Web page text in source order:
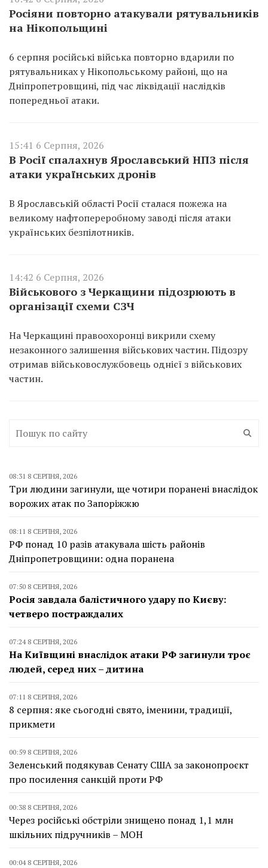
Росіяни повторно атакували рятувальників
на Нікопольщині
6 серпня російські війська повторно вдарили по
рятувальниках у Нікопольському районі, що на
Дніпропетровщині, під час ліквідації наслідків
попередньої атаки.
15:41 6 Серпня, 2026
В Росії спалахнув Ярославський НПЗ після
атаки українських дронів
В Ярославській області Росії сталася пожежа на
великому нафтопереробному заводі після атаки
українських безпілотників.
14:42 6 Серпня, 2026
Військового з Черкащини підозрюють в
організації схеми СЗЧ
На Черкащині правоохоронці викрили схему
незаконного залишення військових частин. Підозру
отримав військовослужбовець однієї з військових
частин.
08:31 8 СЕРПНЯ, 2026
Три людини загинули, ще чотири поранені внаслідок
ворожих атак по Запоріжжю
08:11 8 СЕРПНЯ, 2026
РФ понад 10 разів атакувала шість районів
Дніпропетровщини: одна поранена
07:50 8 СЕРПНЯ, 2026
Росія завдала балістичного удару по Києву:
четверо постраждалих
07:24 8 СЕРПНЯ, 2026
На Київщині внаслідок атаки РФ загинули троє
людей, серед них – дитина
07:11 8 СЕРПНЯ, 2026
8 серпня: яке сьогодні свято, іменини, традиції,
прикмети
00:59 8 СЕРПНЯ, 2026
Зеленський подякував Сенату США за законопроєкт
про посилення санкцій проти РФ
00:38 8 СЕРПНЯ, 2026
Через російські обстріли знищено понад 1,1 млн
шкільних підручників – МОН
00:04 8 СЕРПНЯ, 2026